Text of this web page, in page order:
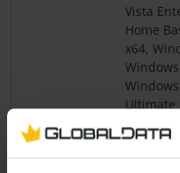
Vista
Home
x64,
Ultimate